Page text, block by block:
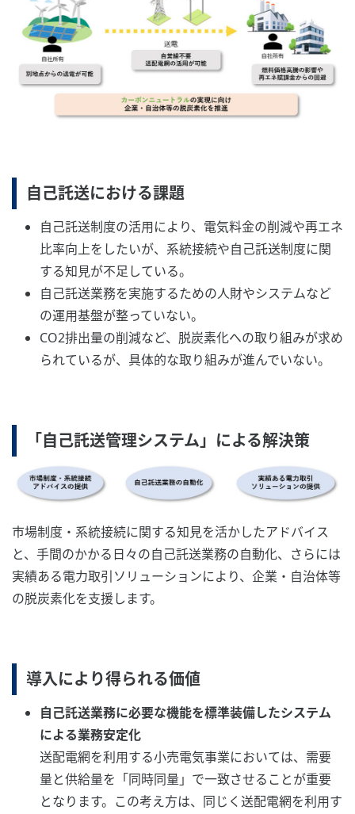
自己託送における課題
自己託送制度の活用により、電気料金の削減や再エネ
比率向上をしたいが、系統接続や自己託送制度に関
する知見が不足している。
自己託送業務を実施するための人財やシステムなど
の運用基盤が整っていない。
CO2排出量の削減など、脱炭素化への取り組みが求め
られているが、具体的な取り組みが進んでいない。
「自己託送管理システム」による解決策
市場制度・系統接続に関する知見を活かしたアドバイス
と、手間のかかる日々の自己託送業務の自動化、さらには
実績ある電力取引ソリューションにより、企業・自治体等
の脱炭素化を支援します。
導入により得られる価値
自己託送業務に必要な機能を標準装備したシステム
による業務安定化
送配電網を利用する小売電気事業においては、需要
量と供給量を「同時同量」で一致させることが重要
となります。この考え方は、同じく送配電網を利用す